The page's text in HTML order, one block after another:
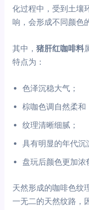
化过程中，受到土壤
响，会形成不同颜色
其中，猪肝红咖啡料
特点为：
色泽沉稳大气；
棕咖色调自然柔和
纹理清晰细腻；
具有明显的年代沉
盘玩后颜色更加浓
天然形成的咖啡色纹
一无二的天然纹路，